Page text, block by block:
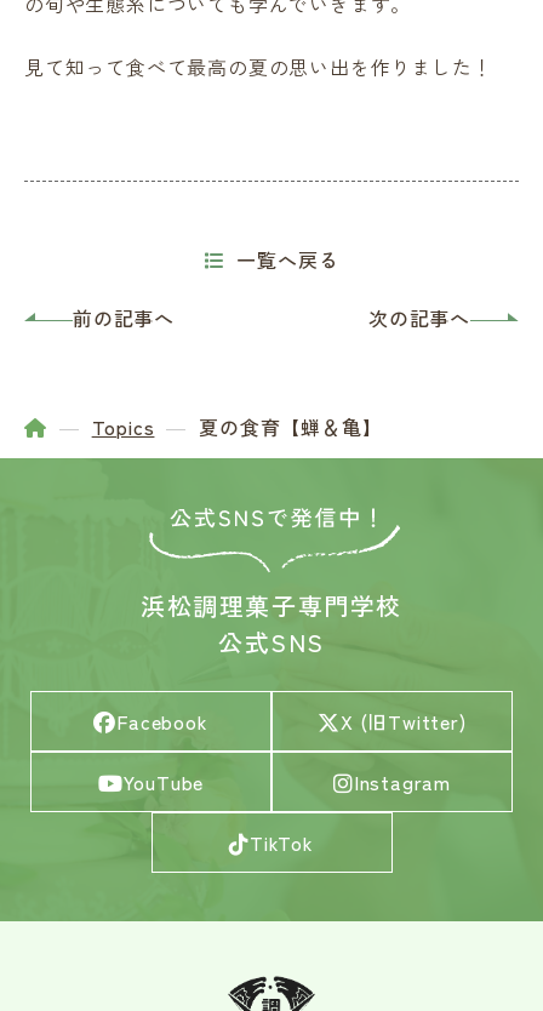
見て知って食べて最高の夏の思い出を作りました！
前の記事へ
一覧へ戻る
次の記事へ
Topics 夏の食育【蝉＆亀】
浜松調理菓子専門学校
公式SNS
Facebook X (旧Twitter)
YouTube Instagram
TikTok